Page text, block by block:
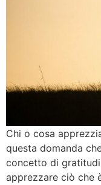
Chi o cosa
questa domanda
concetto di
apprezzare ciò che